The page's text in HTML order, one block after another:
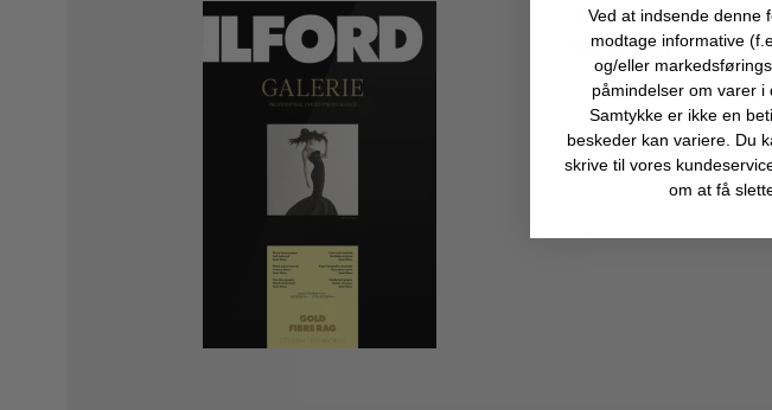
Ilford Galerie
50 Sheet
Ilford
50671
Bestillingsvare
Ved at indsende denne
modtage informative
og/eller
påmindelser om varer i
Samtykke er ikke en
beskeder kan variere. Du
skrive til vores
om at få